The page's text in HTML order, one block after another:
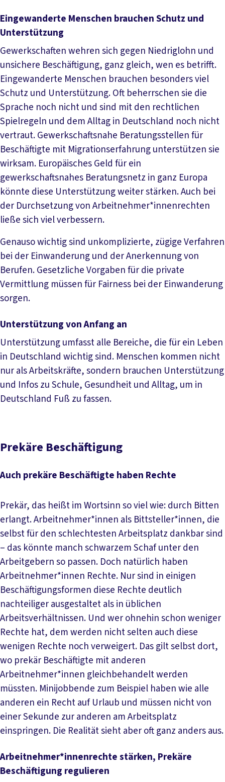
Eingewanderte Menschen brauchen Schutz und
Unterstützung
Gewerkschaften wehren sich gegen Niedriglohn und
unsichere Beschäftigung, ganz gleich, wen es betrifft.
Eingewanderte Menschen brauchen besonders viel
Schutz und Unterstützung. Oft beherrschen sie die
Sprache noch nicht und sind mit den rechtlichen
Spielregeln und dem Alltag in Deutschland noch nicht
vertraut. Gewerkschaftsnahe Beratungsstellen für
Beschäftigte mit Migrationserfahrung unterstützen sie
wirksam. Europäisches Geld für ein
gewerkschaftsnahes Beratungsnetz in ganz Europa
könnte diese Unterstützung weiter stärken. Auch bei
der Durchsetzung von Arbeitnehmer*innenrechten
ließe sich viel verbessern.
Genauso wichtig sind unkomplizierte, zügige Verfahren
bei der Einwanderung und der Anerkennung von
Berufen. Gesetzliche Vorgaben für die private
Vermittlung müssen für Fairness bei der Einwanderung
sorgen.
Unterstützung von Anfang an
Unterstützung umfasst alle Bereiche, die für ein Leben
in Deutschland wichtig sind. Menschen kommen nicht
nur als Arbeitskräfte, sondern brauchen Unterstützung
und Infos zu Schule, Gesundheit und Alltag, um in
Deutschland Fuß zu fassen.
Prekäre Beschäftigung
Auch prekäre Beschäftigte haben Rechte
Prekär, das heißt im Wortsinn so viel wie: durch Bitten
erlangt. Arbeitnehmer*innen als Bittsteller*innen, die
selbst für den schlechtesten Arbeitsplatz dankbar sind
– das könnte manch schwarzem Schaf unter den
Arbeitgebern so passen. Doch natürlich haben
Arbeitnehmer*innen Rechte. Nur sind in einigen
Beschäftigungsformen diese Rechte deutlich
nachteiliger ausgestaltet als in üblichen
Arbeitsverhältnissen. Und wer ohnehin schon weniger
Rechte hat, dem werden nicht selten auch diese
wenigen Rechte noch verweigert. Das gilt selbst dort,
wo prekär Beschäftigte mit anderen
Arbeitnehmer*innen gleichbehandelt werden
müssten. Minijobbende zum Beispiel haben wie alle
anderen ein Recht auf Urlaub und müssen nicht von
einer Sekunde zur anderen am Arbeitsplatz
einspringen. Die Realität sieht aber oft ganz anders aus.
Arbeitnehmer*innenrechte stärken, Prekäre
Beschäftigung regulieren